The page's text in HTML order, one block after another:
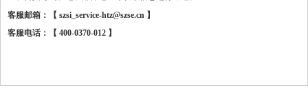
客服邮箱：【 szsi_service-htz@szse.cn 】
客服电话：【 400-0370-012 】